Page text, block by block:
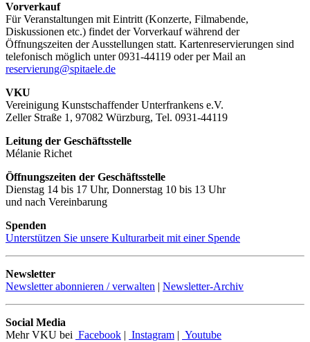
Vorverkauf
Für Veranstaltungen mit Eintritt (Konzerte, Filmabende,
Diskussionen etc.) findet der Vorverkauf während der
Öffnungszeiten der Ausstellungen statt. Kartenreservierungen sind
telefonisch möglich unter 0931-44119 oder per Mail an
reservierung@spitaele.de
VKU
Vereinigung Kunstschaffender Unterfrankens e.V.
Zeller Straße 1, 97082 Würzburg, Tel. 0931-44119
Leitung der Geschäftsstelle
Mélanie Richet
Öffnungszeiten der Geschäftsstelle
Dienstag 14 bis 17 Uhr, Donnerstag 10 bis 13 Uhr
und nach Vereinbarung
Spenden
Unterstützen Sie unsere Kulturarbeit mit einer Spende
Newsletter
Newsletter abonnieren / verwalten | Newsletter-Archiv
Social Media
Mehr VKU bei Facebook | Instagram | Youtube